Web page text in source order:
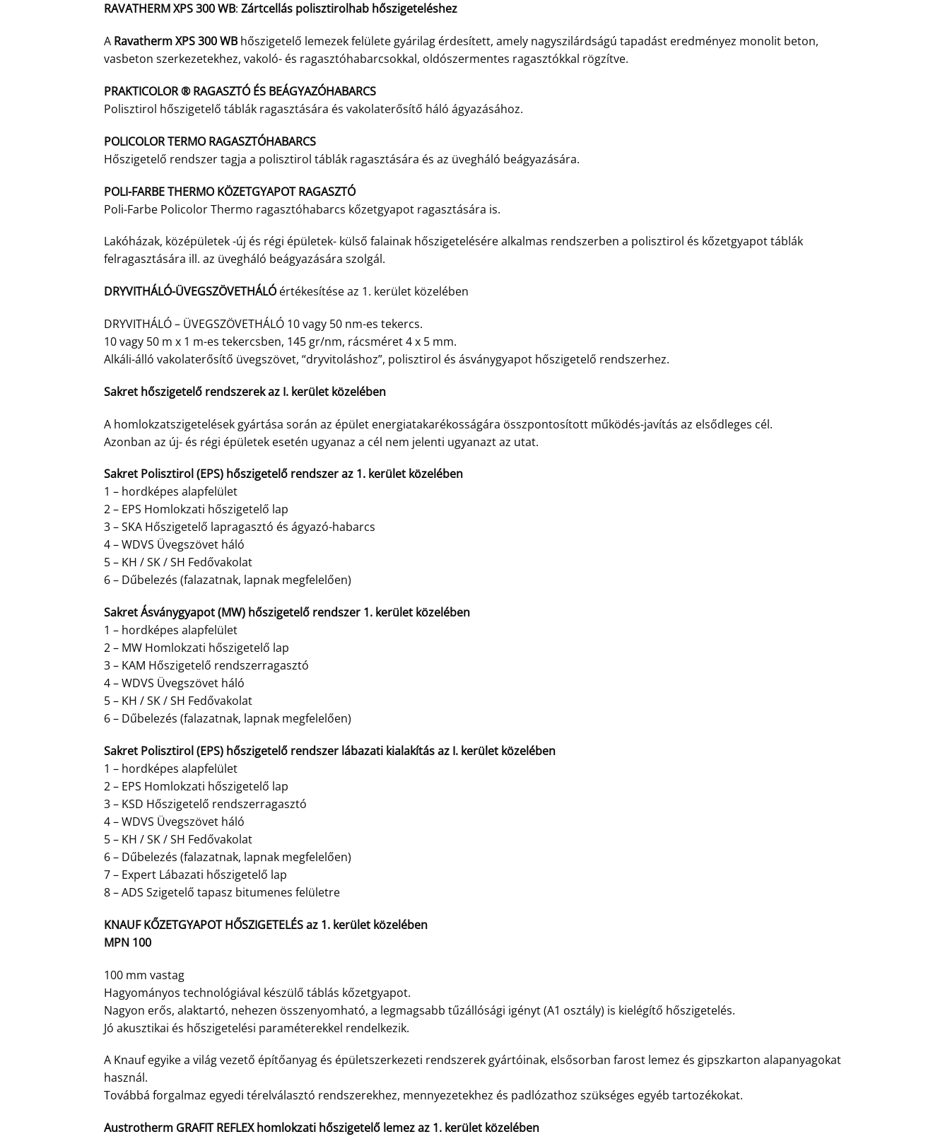
RAVATHERM XPS 300 WB: Zártcellás polisztirolhab hőszigeteléshez
A Ravatherm XPS 300 WB hőszigetelő lemezek felülete gyárilag érdesített, amely nagyszilárdságú tapadást eredményez monolit beton,
vasbeton szerkezetekhez, vakoló- és ragasztóhabarcsokkal, oldószermentes ragasztókkal rögzítve.
PRAKTICOLOR ® RAGASZTÓ ÉS BEÁGYAZÓHABARCS
Polisztirol hőszigetelő táblák ragasztására és vakolaterősítő háló ágyazásához.
POLICOLOR TERMO RAGASZTÓHABARCS
Hőszigetelő rendszer tagja a polisztirol táblák ragasztására és az üvegháló beágyazására.
POLI-FARBE THERMO KÖZETGYAPOT RAGASZTÓ
Poli-Farbe Policolor Thermo ragasztóhabarcs kőzetgyapot ragasztására is.
Lakóházak, középületek -új és régi épületek- külső falainak hőszigetelésére alkalmas rendszerben a polisztirol és kőzetgyapot táblák
felragasztására ill. az üvegháló beágyazására szolgál.
DRYVITHÁLÓ-ÜVEGSZÖVETHÁLÓértékesítése az 1. kerület közelében
DRYVITHÁLÓ – ÜVEGSZÖVETHÁLÓ 10 vagy 50 nm-es tekercs.
10 vagy 50 m x 1 m-es tekercsben, 145 gr/nm, rácsméret 4 x 5 mm.
Alkáli-álló vakolaterősítő üvegszövet, “dryvitoláshoz”, polisztirol és ásványgyapot hőszigetelő rendszerhez.
Sakret hőszigetelő rendszerek az I. kerület közelében
A homlokzatszigetelések gyártása során az épület energiatakarékosságára összpontosított működés-javítás az elsődleges cél.
Azonban az új- és régi épületek esetén ugyanaz a cél nem jelenti ugyanazt az utat.
Sakret Polisztirol (EPS) hőszigetelő rendszer az 1. kerület közelében
1 – hordképes alapfelület
2 – EPS Homlokzati hőszigetelő lap
3 – SKA Hőszigetelő lapragasztó és ágyazó-habarcs
4 – WDVS Üvegszövet háló
5 – KH / SK / SH Fedővakolat
6 – Dűbelezés (falazatnak, lapnak megfelelően)
Sakret Ásványgyapot (MW) hőszigetelő rendszer 1. kerület közelében
1 – hordképes alapfelület
2 – MW Homlokzati hőszigetelő lap
3 – KAM Hőszigetelő rendszerragasztó
4 – WDVS Üvegszövet háló
5 – KH / SK / SH Fedővakolat
6 – Dűbelezés (falazatnak, lapnak megfelelően)
Sakret Polisztirol (EPS) hőszigetelő rendszer lábazati kialakítás az I. kerület közelében
1 – hordképes alapfelület
2 – EPS Homlokzati hőszigetelő lap
3 – KSD Hőszigetelő rendszerragasztó
4 – WDVS Üvegszövet háló
5 – KH / SK / SH Fedővakolat
6 – Dűbelezés (falazatnak, lapnak megfelelően)
7 – Expert Lábazati hőszigetelő lap
8 – ADS Szigetelő tapasz bitumenes felületre
KNAUF KŐZETGYAPOT HŐSZIGETELÉS az 1. kerület közelében
MPN 100
100 mm vastag
Hagyományos technológiával készülő táblás kőzetgyapot.
Nagyon erős, alaktartó, nehezen összenyomható, a legmagsabb tűzállósági igényt (A1 osztály) is kielégítő hőszigetelés.
Jó akusztikai és hőszigetelési paraméterekkel rendelkezik.
A Knauf egyike a világ vezető építőanyag és épületszerkezeti rendszerek gyártóinak, elsősorban farost lemez és gipszkarton alapanyagokat
használ.
Továbbá forgalmaz egyedi térelválasztó rendszerekhez, mennyezetekhez és padlózathoz szükséges egyéb tartozékokat.
Austrotherm GRAFIT REFLEX homlokzati hőszigetelő lemez az 1. kerület közelében